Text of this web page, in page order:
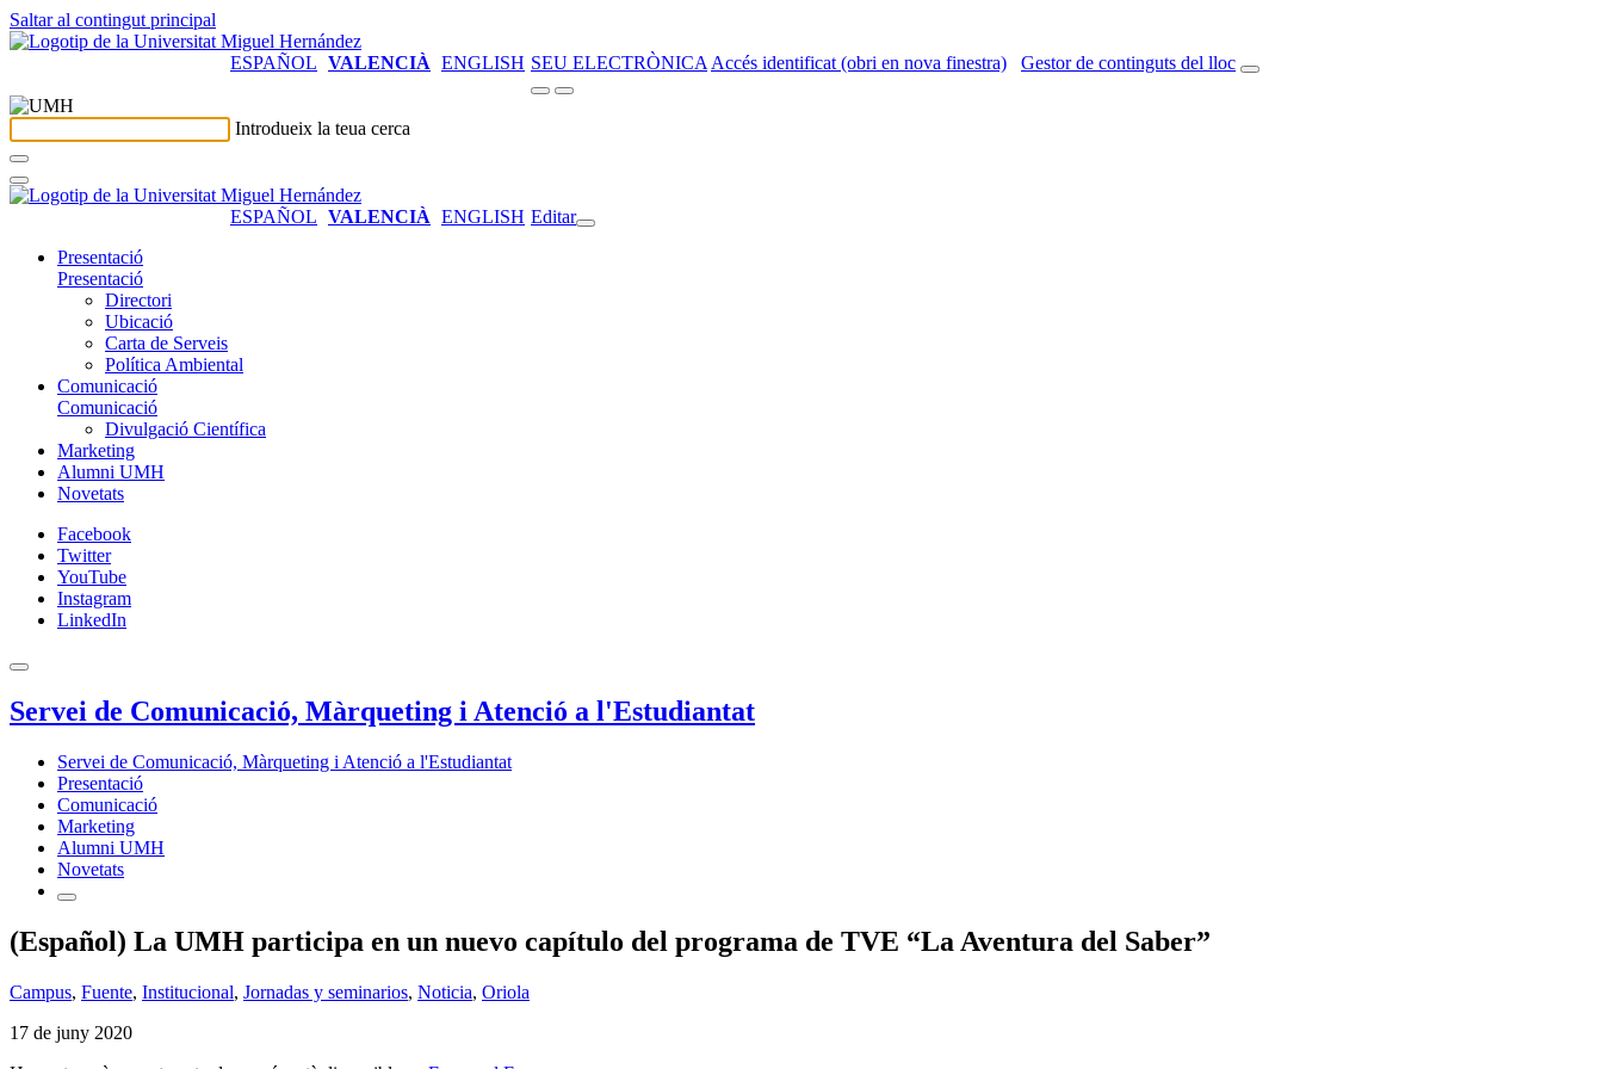
Saltar al contingut principal
ESPAÑOL VALENCIÀ ENGLISH SEU ELECTRÒNICA Accés identificat (obri en nova finestra) Gestor de continguts del lloc
Introdueix la teua cerca
ESPAÑOL VALENCIÀ ENGLISH Editar
Presentació
Presentació
Directori
Ubicació
Carta de Serveis
Política Ambiental
Comunicació
Comunicació
Divulgació Científica
Marketing
Alumni UMH
Novetats
Facebook
Twitter
YouTube
Instagram
LinkedIn
Servei de Comunicació, Màrqueting i Atenció a l'Estudiantat
Servei de Comunicació, Màrqueting i Atenció a l'Estudiantat
Presentació
Comunicació
Marketing
Alumni UMH
Novetats
(Español) La UMH participa en un nuevo capítulo del programa de TVE “La Aventura del Saber”
Campus, Fuente, Institucional, Jornadas y seminarios, Noticia, Oriola
17 de juny 2020